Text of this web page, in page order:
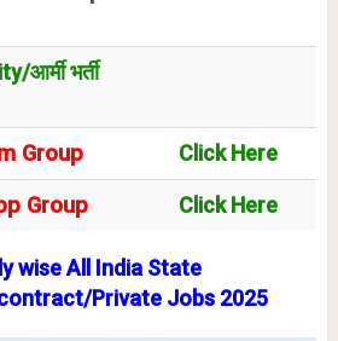
भर्ती
Group Click Here
Group Click Here
wise All India State
Private Jobs 2025